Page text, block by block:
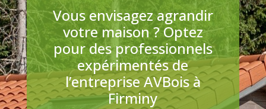
Vous envisagez agrandir
votre maison ? Optez
pour des professionnels
expérimentés de
l’entreprise AVBois à
Firminy